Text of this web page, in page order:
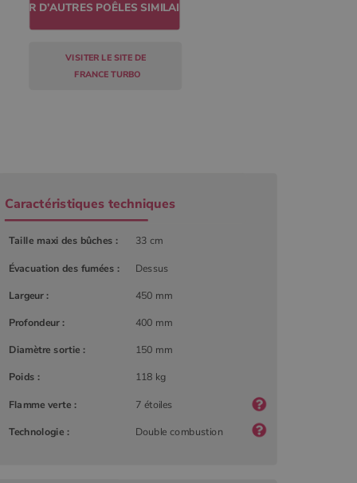
VISITER LE SITE DE
FRANCE TURBO
Caractéristiques techniques
Taille maxi des bûches : 33 cm
Évacuation des fumées : Dessus
Largeur : 450 mm
Profondeur : 400 mm
Diamètre sortie :
150 mm
Poids :
118 kg
Flamme verte : 7 étoiles
Technologie : Double combustion